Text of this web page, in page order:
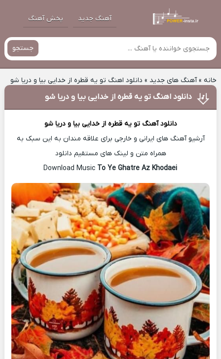
آهنگ جدید پخش آهنگ
جستجو
خانه»آهنگ های جدید » دانلود اهنگ تو یه قطره از خدایی بیا و دریا شو
دانلود اهنگ تو یه قطره از خدایی بیا و دریا شو
دانلود آهنگ تو یه قطره از خدایی بیا و دریا شو
آرشیو آهنگ های ایرانی و خارجی برای علاقه مندان به این سبک به
همراه متن و لینک های مستقیم دانلود
To Ye Ghatre Az Khodaei